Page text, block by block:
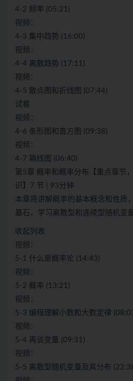
4-2 频率 (05:21)
视频：
4-3 集中趋势 (16:00)
视频：
4-4 离散趋势 (17:11)
视频：
4-5 散点图和折线图 (07:44)
试看
视频：
4-6 条形图和直方图 (09:38)
视频：
4-7 箱线图 (06:40)
第5章 概率和概率分布【重点章节
识】7 节 | 93分钟
本章将讲解概率的基本概念和性质
基石，学习离散型和连续型随机变
收起列表
视频：
5-1 什么是概率论 (14:43)
视频：
5-2 概率 (13:21)
视频：
5-3 编程理解小数和大数定律
视频：
5-4 再谈变量 (09:31)
视频：
5-5 离散型随机变量及其分布